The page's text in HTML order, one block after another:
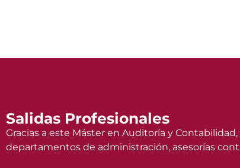
Salidas Profesionales
Gracias a este Máster en Auditoría y
departamentos de administración, asesorías